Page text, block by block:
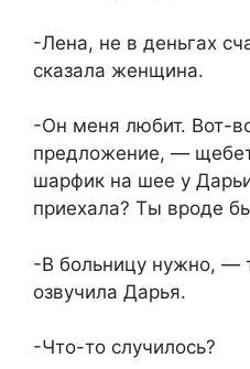
-Лена, не в деньгах
сказала женщина.
-Он меня любит. Вот-
предложение, —
шарфик на шее у
приехала? Ты вроде
-В больницу нужно, —
озвучила Дарья.
-Что-то случилось?